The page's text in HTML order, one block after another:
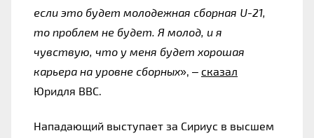
если это будет молодежная сборная U-21,
то проблем не будет. Я молод, и я
чувствую, что у меня будет хорошая
карьера на уровне сборных», – сказал
Юридля BBC.
Нападающий выступает за Сириус в высшем